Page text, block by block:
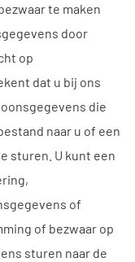
te maken
door
op
dat u bij ons
die
naar u of een
sturen. U kunt een
of
of bezwaar op
sturen naar de